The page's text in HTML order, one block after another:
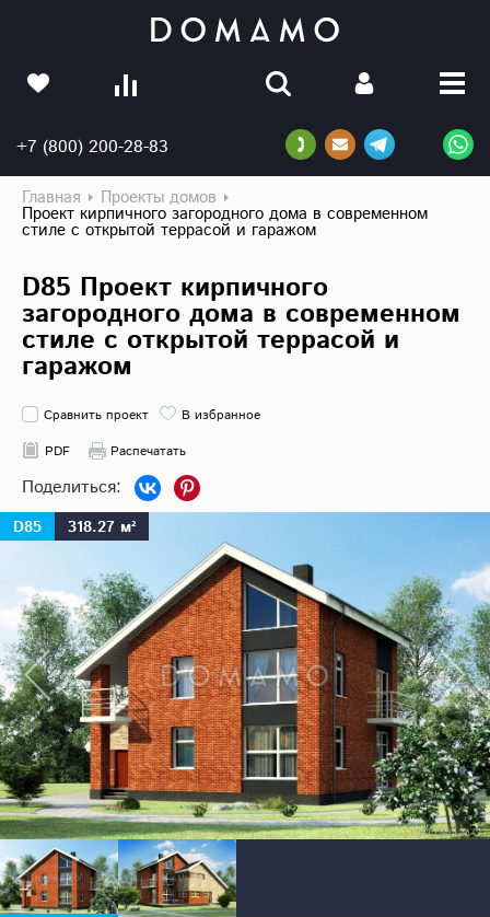
+7 (800) 200-28-83
Главная Проекты домов
Проект кирпичного загородного дома в современном
стиле с открытой террасой и гаражом
D85 Проект кирпичного
загородного дома в современном
стиле с открытой террасой и
гаражом
Сравнить проект
В избранное
PDF
Распечатать
D85 318.27 м²